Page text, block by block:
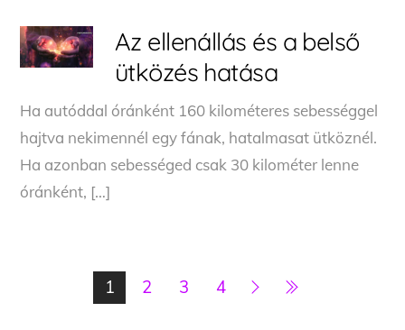
Az ellenállás és a belső
ütközés hatása
Ha autóddal óránként 160 kilométeres sebességgel
hajtva nekimennél egy fának, hatalmasat ütköznél.
Ha azonban sebességed csak 30 kilométer lenne
óránként, […]
1 2 3 4